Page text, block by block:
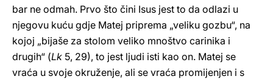
bar ne odmah. Prvo što čini Isus jest to da odlazi u
njegovu kuću gdje Matej priprema „veliku gozbu“, na
kojoj „bijaše za stolom veliko mnoštvo carinika i
drugih“ (Lk 5, 29), to jest ljudi isti kao on. Matej se
vraća u svoje okruženje, ali se vraća promijenjen i s